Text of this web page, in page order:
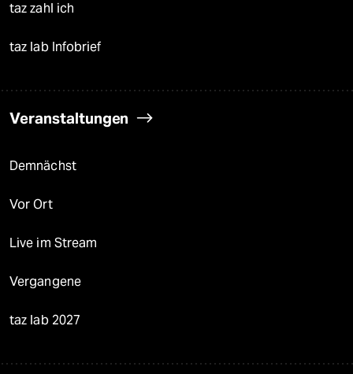
taz zahl ich
taz lab Infobrief
Veranstaltungen
Demnächst
Vor Ort
Live im Stream
Vergangene
taz lab 2027